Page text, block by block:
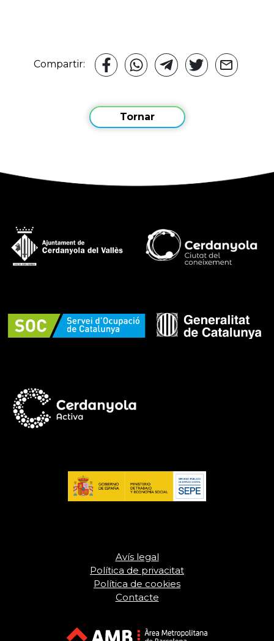
Compartir:
Tornar
Avís legal
Política de privacitat
Política de cookies
Contacte